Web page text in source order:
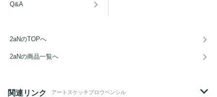
Q&A
2aNのTOPへ
2aNの商品一覧へ
関連リンク アートスケッチブロウペンシル